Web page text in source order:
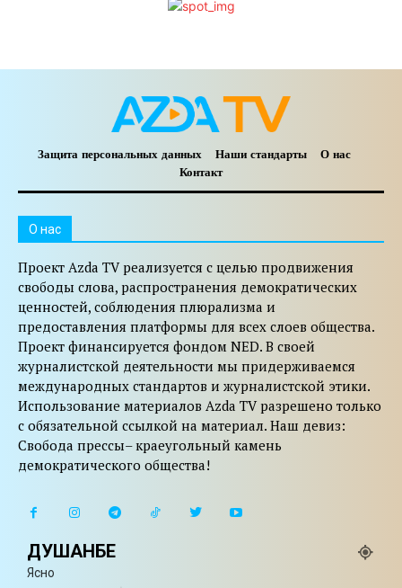
Защита персональных данных Наши стандарты
О нас
Контакт
O нас
Проект Azda TV реализуется с целью продвижения
свободы слова, распространения демократических
ценностей, соблюдения плюрализма и
предоставления платформы для всех слоев общества.
Проект финансируется фондом NED. В своей
журналистской деятельности мы придерживаемся
международных стандартов и журналистской этики.
Использование материалов Azda TV разрешено только
с обязательной ссылкой на материал. Наш девиз:
Свобода прессы– краеугольный камень
демократического общества!
ДУШАНБЕ
Ясно